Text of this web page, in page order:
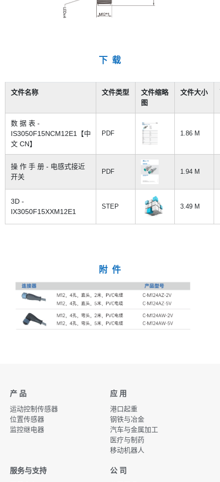
下 载
文件名称 文件类型
文件缩略
图
文件大小
数 据 表 -
IS3050F15NCM12E1【中
文 CN】
PDF 1.86 M
操 作 手 册 - 电感式接近
开关
PDF 1.94 M
3D -
IX3050F15XXM12E1
STEP 3.49 M
附 件
产 品
运动控制传感器
位置传感器
监控继电器
应 用
港口起重
钢铁与冶金
汽车与金属加工
医疗与制药
移动机器人
服务与支持 公 司